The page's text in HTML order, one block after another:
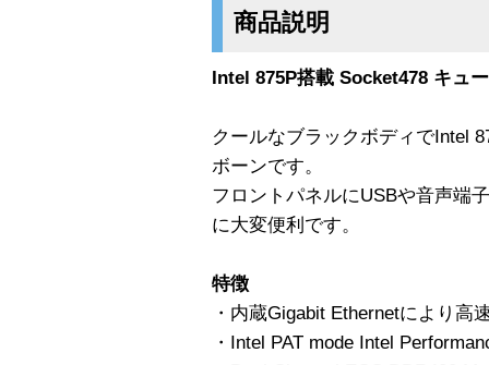
商品説明
Intel 875P搭載 Socket478 キュ
クールなブラックボディでIntel
ボーンです。
フロントパネルにUSBや音声端
に大変便利です。
特徴
・内蔵Gigabit Ethernetにより高
・Intel PAT mode Intel